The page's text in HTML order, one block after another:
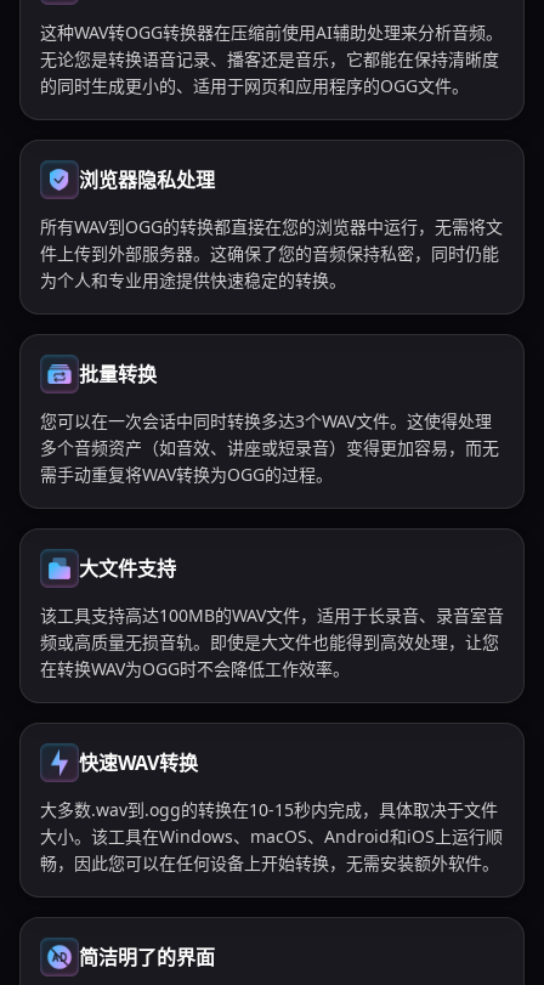
这种WAV转OGG转换器在压缩前使用AI辅助处理来分析音频。
无论您是转换语音记录、播客还是音乐，它都能在保持清晰度
的同时生成更小的、适用于网页和应用程序的OGG文件。
浏览器隐私处理
所有WAV到OGG的转换都直接在您的浏览器中运行，无需将文
件上传到外部服务器。这确保了您的音频保持私密，同时仍能
为个人和专业用途提供快速稳定的转换。
批量转换
您可以在一次会话中同时转换多达3个WAV文件。这使得处理
多个音频资产（如音效、讲座或短录音）变得更加容易，而无
需手动重复将WAV转换为OGG的过程。
大文件支持
该工具支持高达100MB的WAV文件，适用于长录音、录音室音
频或高质量无损音轨。即使是大文件也能得到高效处理，让您
在转换WAV为OGG时不会降低工作效率。
快速WAV转换
大多数.wav到.ogg的转换在10-15秒内完成，具体取决于文件
大小。该工具在Windows、macOS、Android和iOS上运行顺
畅，因此您可以在任何设备上开始转换，无需安装额外软件。
简洁明了的界面